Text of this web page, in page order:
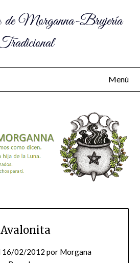
Morganna-Brujería
Menú
Avalonita
16/02/2012 por Morgana